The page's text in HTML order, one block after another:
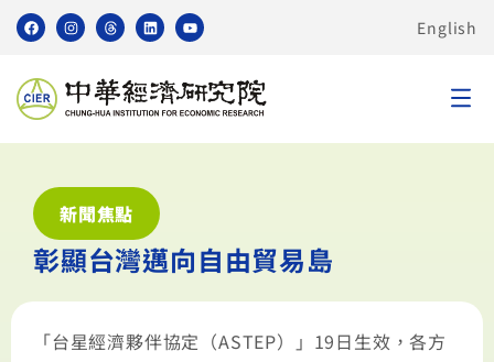
English
新聞焦點
彰顯台灣邁向自由貿易島
「台星經濟夥伴協定（ASTEP）」19日生效，各方